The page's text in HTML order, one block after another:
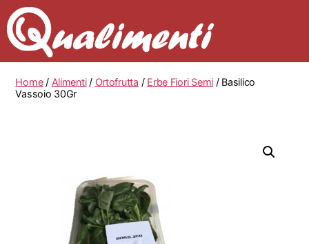
Home/ Alimenti/ Ortofrutta / Erbe Fiori Semi / Basilico
Vassoio 30Gr